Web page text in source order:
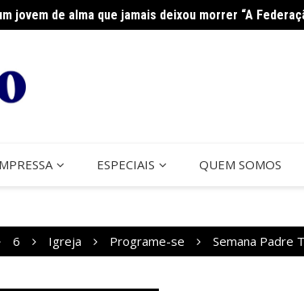
jovem de alma que jamais deixou morrer “A
ESPECIAIS QUEM SOMOS
6 Igreja Programe-se Semana Padre